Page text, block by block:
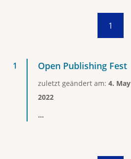
1
Open Publishing Fest
zuletzt geändert am: 4. May
2022
...